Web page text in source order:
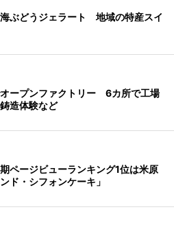
ぶどうジェラート 地域の特産スイ
ープンファクトリー 6カ所で工場
造体験など
ページビューランキング1位は米原
ド・シフォンケーキ」